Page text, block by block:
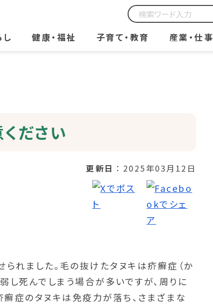
し 健康・福祉 子育て・教育 産業・仕事
ださい
更新日 2025年03月12日
れました。毛の抜けたタヌキは疥癬症（か
し死んでしまう場合が多いですが、周りに
症のタヌキは免疫力が落ち、さまざまな